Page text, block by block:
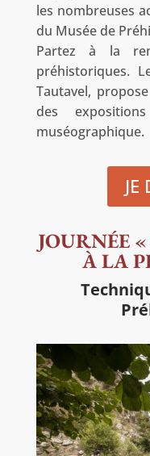
les nombreuses
du Musée de
Partez à la
préhistoriques.
Tautavel,
des
muséographique.
JE
JOURNÉE
À LA